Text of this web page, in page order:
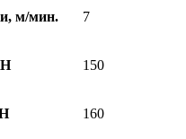
м/мин. 7
150
160